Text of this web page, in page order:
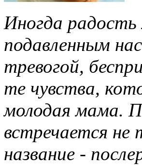
Иногда
подавленным
тревогой,
те чувства,
молодая мама.
встречается не
название -